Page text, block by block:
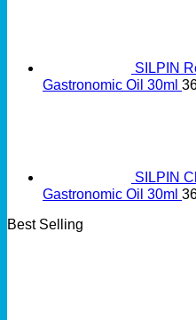
SILPIN
Gastronomic Oil 30ml
SILPIN
Gastronomic Oil 30ml
Best Selling